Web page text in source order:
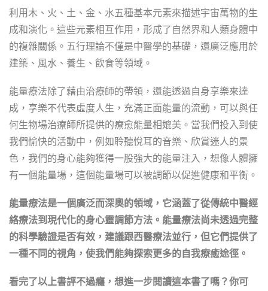
利用木、火、土、金、水五種基本元素來描述宇宙萬物的生
成和演化。這些元素相互作用，形成了自然界和人類身體中
的複雜關係。五行理論不僅是中醫學的基礎，還廣泛應用於
建築、風水、養生、飲食等領域。
能量療法除了藉由治療師的帶領，還能透過自身享樂來達
成，享樂不代表虛度人生，充滿正面能量的流動，可以與任
何生物場治療師所提供的療愈能量相媲美。當我們投入到使
我們愉快的活動中，例如聆聽悅耳的音樂、欣賞迷人的景
色，我們的身心能夠獲得一股強大的能量注入，想像人體擁
有一個能量場，這個能量場可以被調節以促進健康和平衡。
能量療法是一個廣泛而深奧的領域，它涵蓋了從傳統中醫經
絡療法到現代化的身心靈調節方法。能量療法尚未透過完整
的科學驗證是否有效，建議跟西醫療法並行，但它們提供了
一種不同的視角，使我們能夠探索更多的自我療癒途徑。
看完了以上書評不過癮，想進一步閱讀這本書了嗎？你可